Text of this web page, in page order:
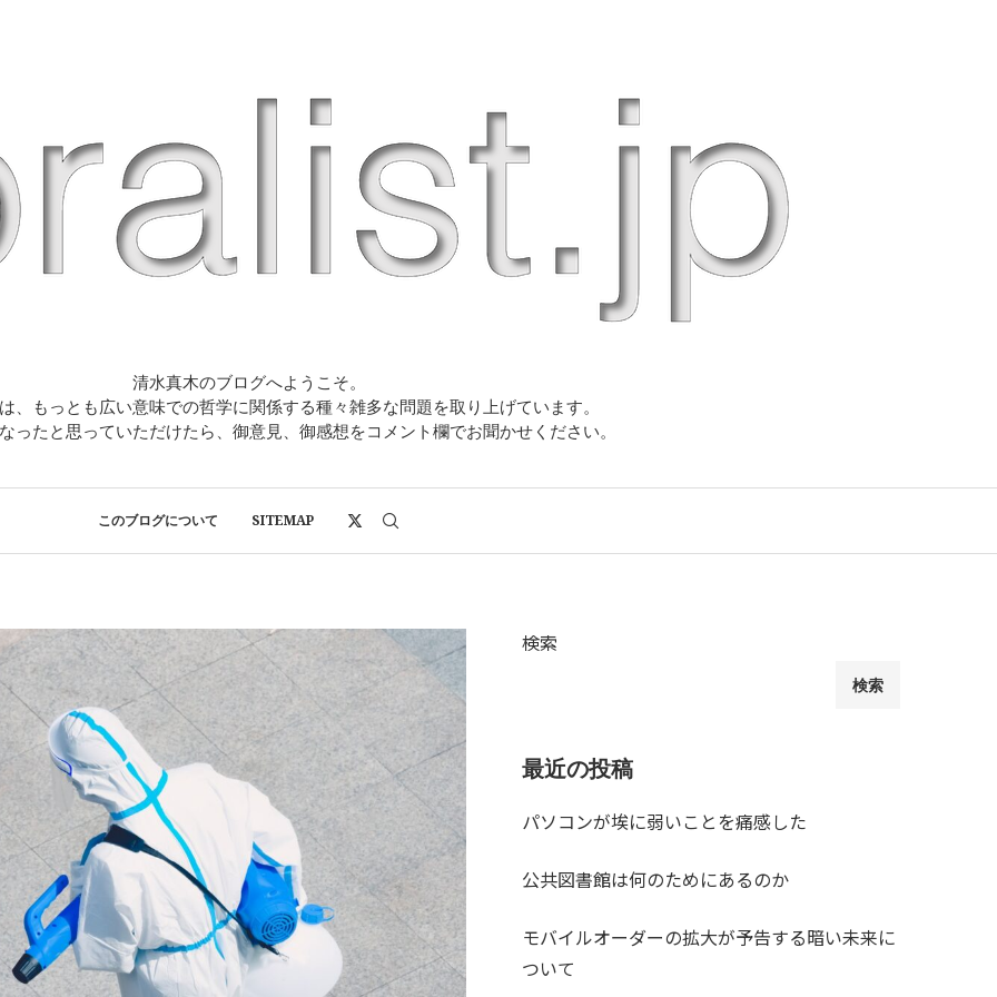
清水真木のブログへようこそ。
、もっとも広い意味での哲学に関係する種々雑多な問題を取り上げています。
ったと思っていただけたら、御意見、御感想をコメント欄でお聞かせください。
このブログについて SITEMAP
検索
検索
最近の投稿
パソコンが埃に弱いことを痛感した
公共図書館は何のためにあるのか
モバイルオーダーの拡大が予告する暗い未来に
ついて